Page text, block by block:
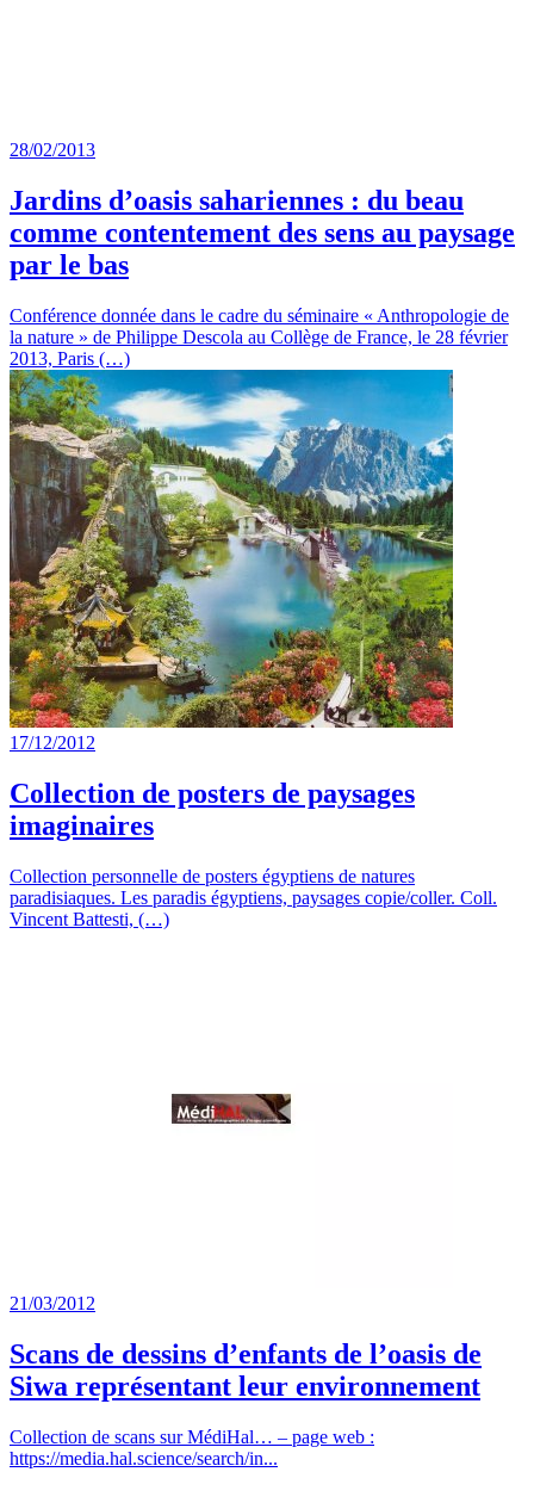
28/02/2013
Jardins d’oasis sahariennes : du beau
comme contentement des sens au paysage
par le bas
Conférence donnée dans le cadre du séminaire « Anthropologie de
la nature » de Philippe Descola au Collège de France, le 28 février
2013, Paris (…)
17/12/2012
Collection de posters de paysages
imaginaires
Collection personnelle de posters égyptiens de natures
paradisiaques. Les paradis égyptiens, paysages copie/coller. Coll.
Vincent Battesti, (…)
21/03/2012
Scans de dessins d’enfants de l’oasis de
Siwa représentant leur environnement
Collection de scans sur MédiHal… – page web :
https://media.hal.science/search/in...